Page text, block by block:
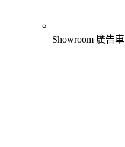
Showroom 廣告車